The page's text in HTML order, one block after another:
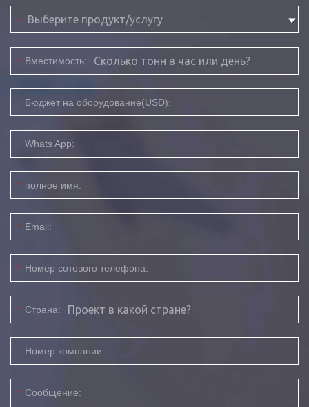
*
* Вместимость:
Бюджет на оборудование(USD):
Whats App:
* полное имя:
* Email:
* Номер сотового телефона:
* Страна:
Номер компании:
* Сообщение: